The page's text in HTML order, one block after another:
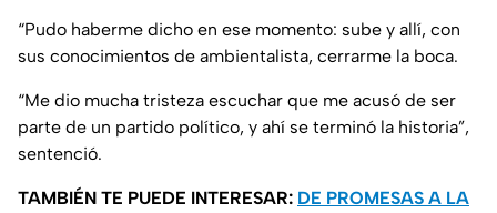
“Pudo haberme dicho en ese momento: sube y allí, con
sus conocimientos de ambientalista, cerrarme la boca.
“Me dio mucha tristeza escuchar que me acusó de ser
parte de un partido político, y ahí se terminó la historia”,
sentenció.
TAMBIÉN TE PUEDE INTERESAR: DE PROMESAS A LA